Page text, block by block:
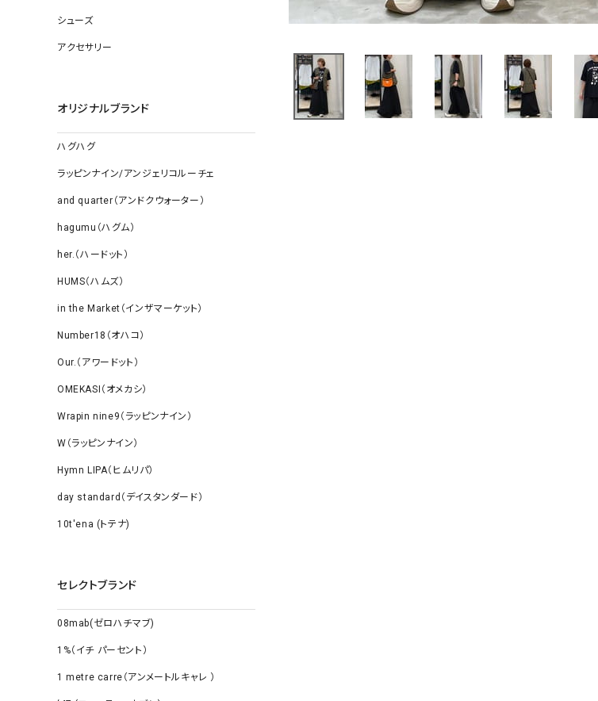
その他雑貨
シューズ
アクセサリー
オリジナルブランド
ハグハグ
ラッピンナイン/アンジェリコルーチェ
and quarter（アンドクウォーター）
hagumu（ハグム）
her.（ハードット）
HUMS（ハムズ）
in the Market（インザマーケット）
Number18（オハコ）
Our.（アワードット）
OMEKASI（オメカシ）
Wrapin nine9（ラッピンナイン）
W（ラッピンナイン）
Hymn LIPA（ヒムリパ）
day standard（デイスタンダード）
10t'ena (トテナ)
セレクトブランド
08mab(ゼロハチマブ)
1%（イチ パーセント）
1 metre carre（アンメートルキャレ ）